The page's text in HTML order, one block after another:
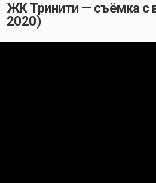
ЖК Тринити — съёмка с
2020)